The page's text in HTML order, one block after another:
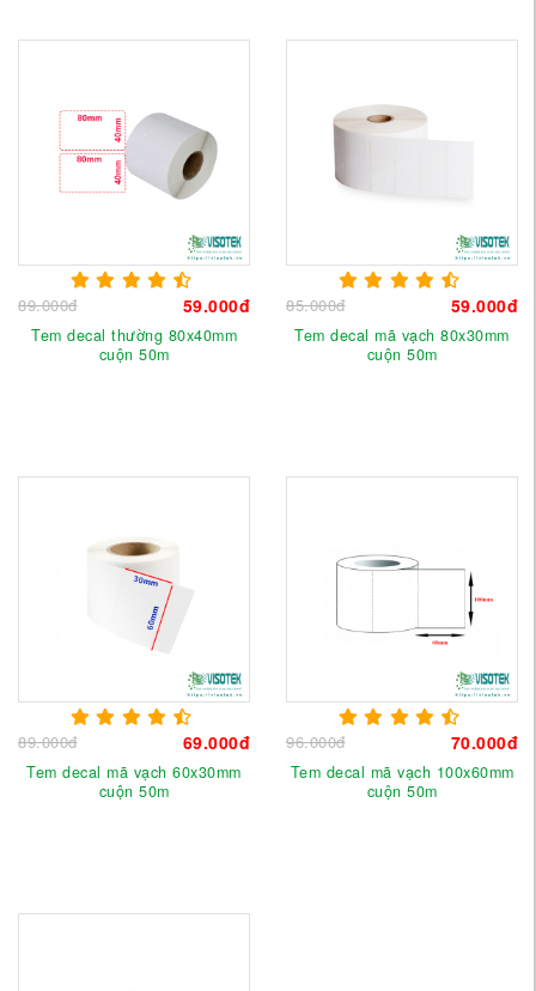
89.000đ 59.000đ
Tem decal thường 80x40mm
cuộn 50m
85.000đ 59.000đ
Tem decal mã vạch 80x30mm
cuộn 50m
89.000đ 69.000đ
Tem decal mã vạch 60x30mm
cuộn 50m
96.000đ 70.000đ
Tem decal mã vạch 100x60mm
cuộn 50m